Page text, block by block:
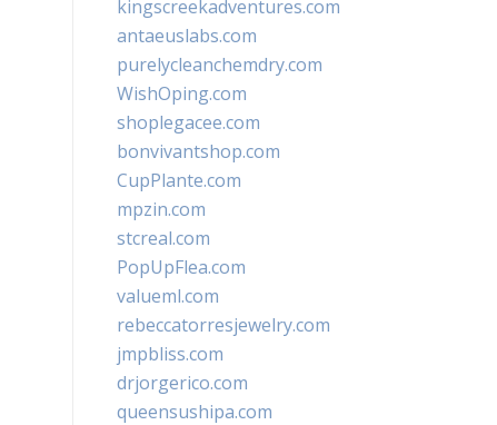
kingscreekadventures.com
antaeuslabs.com
purelycleanchemdry.com
WishOping.com
shoplegacee.com
bonvivantshop.com
CupPlante.com
mpzin.com
stcreal.com
PopUpFlea.com
valueml.com
rebeccatorresjewelry.com
jmpbliss.com
drjorgerico.com
queensushipa.com